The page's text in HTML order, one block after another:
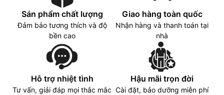
Sán phẩm chất lượng
Đảm bảo tương thích và độ
bền cao
Giao hàng toàn quốc
Nhận hàng và thanh toán tại
nhà
Hỗ trợ nhiệt tình
Tư vấn, giải đáp mọi thắc mắc
Hậu mãi trọn đời
Cài đặt, bảo dưỡng miễn phí